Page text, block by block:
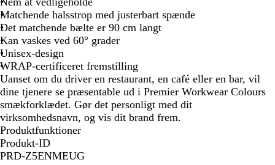
r
ø
n
n
o
n
f
a
r
v
e
t
l
å
o
y
s
t
o
f
e
g
u
l
d
l
å
n
b
o
y
s
t
o
f
e
g
r
ø
n
g
u
l
ø
n
u
l
o
y
s
t
o
f
n
t
e
t
t
a
r
v
e
t
g
r
ø
n
å
n
e
r
ø
d
r
ø
d
l
å
r
ø
d
v
e
t
å
e
e
t
l
n
e
f
a
r
v
e
t
n
Matchende halsstrop med justerbart spænde
Det matchende bælte er 90 cm langt
Kan vaskes ved 60° grader
Unisex-design
WRAP-certificeret fremstilling
Uanset om du driver en restaurant, en café eller en bar, vil
dine tjenere se præsentable ud i Premier Workwear Colours
smækforklædet. Gør det personligt med dit
virksomhedsnavn, og vis dit brand frem.
Produktfunktioner
Produkt-ID
PRD-Z5ENMEUG